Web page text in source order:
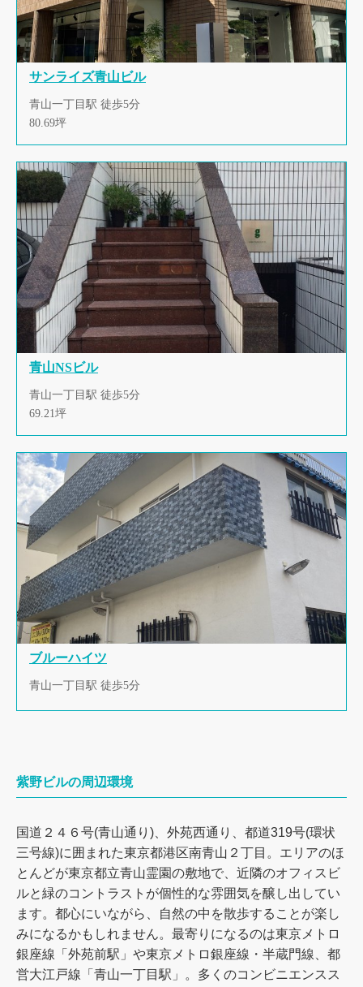
サンライズ青山ビル
青山一丁目駅 徒歩5分
80.69坪
青山NSビル
青山一丁目駅 徒歩5分
69.21坪
ブルーハイツ
青山一丁目駅 徒歩5分
紫野ビルの周辺環境
国道２４６号(青山通り)、外苑西通り、都道319号(環状
三号線)に囲まれた東京都港区南青山２丁目。エリアのほ
とんどが東京都立青山霊園の敷地で、近隣のオフィスビ
ルと緑のコントラストが個性的な雰囲気を醸し出してい
ます。都心にいながら、自然の中を散歩することが楽し
みになるかもしれません。最寄りになるのは東京メトロ
銀座線「外苑前駅」や東京メトロ銀座線・半蔵門線、都
営大江戸線「青山一丁目駅」。多くのコンビニエンスス